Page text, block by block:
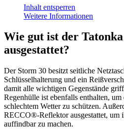
Inhalt entsperren
Weitere Informationen
Wie gut ist der
ausgestattet?
Der Storm 30 besitzt seitliche
Schlüsselhalterung und ein
damit alle wichtigen Gegenstände
Regenhülle ist ebenfalls enthalten,
schlechtem Wetter zu schützen.
RECCO®-Reflektor ausgestattet, um
auffindbar zu machen.